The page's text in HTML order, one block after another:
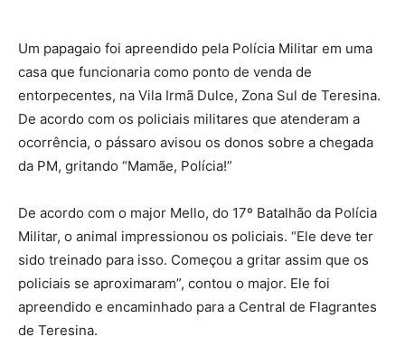
Um papagaio foi apreendido pela Polícia Militar em uma
casa que funcionaria como ponto de venda de
entorpecentes, na Vila Irmã Dulce, Zona Sul de Teresina.
De acordo com os policiais militares que atenderam a
ocorrência, o pássaro avisou os donos sobre a chegada
da PM, gritando “Mamãe, Polícia!”
De acordo com o major Mello, do 17º Batalhão da Polícia
Militar, o animal impressionou os policiais. “Ele deve ter
sido treinado para isso. Começou a gritar assim que os
policiais se aproximaram”, contou o major. Ele foi
apreendido e encaminhado para a Central de Flagrantes
de Teresina.